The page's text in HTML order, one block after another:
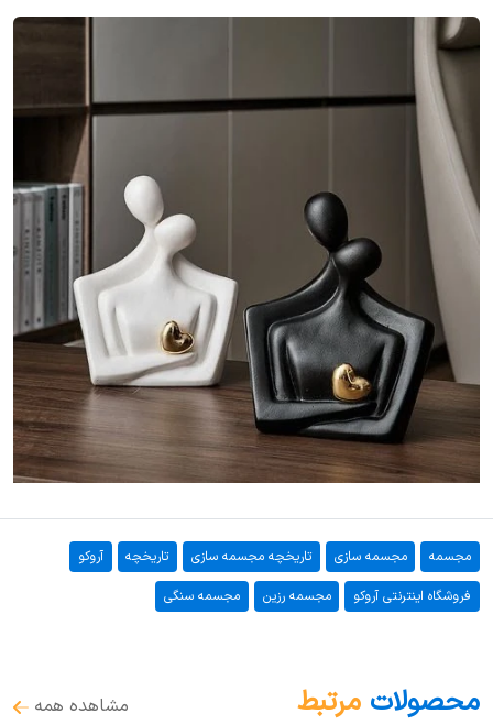
مجسمه مجسمه سازی تاریخچه مجسمه سازی تاریخچه
آروکو
فروشگاه اینترنتی آروکو
مجسمه رزین مجسمه سنگی
محصولات مرتبط مشاهده همه